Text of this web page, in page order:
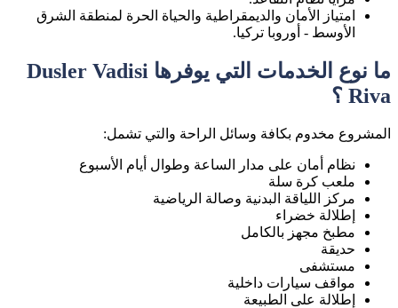
امتياز الأمان والديمقراطية والحياة الحرة لمنطقة الشرق
الأوسط - أوروبا تركيا.
ما نوع الخدمات التي يوفرها Dusler Vadisi
Riva ؟
المشروع مخدوم بكافة وسائل الراحة والتي تشمل:
نظام أمان على مدار الساعة وطوال أيام الأسبوع
ملعب كرة سلة
مركز اللياقة البدنية وصالة الرياضية
إطلالة خضراء
مطبخ مجهز بالكامل
حديقة
مستشفى
مواقف سيارات داخلية
إطلالة على الطبيعة